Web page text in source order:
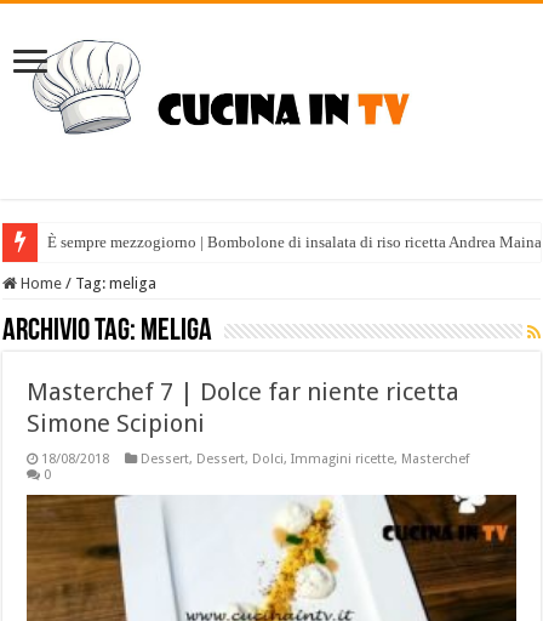
È sempre mezzogiorno | Bombolone di insalata di riso ricetta Andrea
Home / Tag:meliga
Archivio tag: meliga
Masterchef 7 | Dolce far niente ricetta
Simone Scipioni
18/08/2018 Dessert, Dessert, Dolci,Immagini ricette, Masterchef
0